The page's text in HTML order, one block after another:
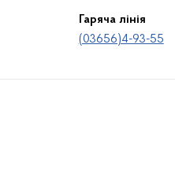
Гаряча лінія
(03656)4-93-55